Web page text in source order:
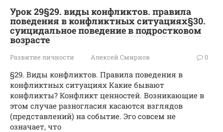
Урок 29§29. виды конфликтов. правила
поведения в конфликтных ситуациях§30.
суицидальное поведение в подростковом
возрасте
Развитие личности Алексей Смирнов 0
§29. Виды конфликтов. Правила поведения в
конфликтных ситуациях Какие бывают
конфликты? Конфликт ценностей. Возникающие в
этом случае разногласия касаются взглядов
(представлений) на событие. Эго совсем не
означает, что